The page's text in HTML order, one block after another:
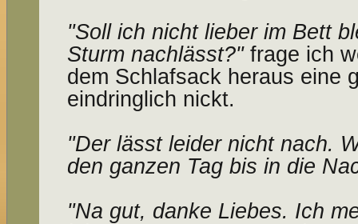
"Soll ich nicht lieber im Bett
Sturm nachlässt?"frage ich
dem Schlafsack heraus eine
eindringlich nickt.
"Der lässt leider nicht nach.
den ganzen Tag bis in die
"Na gut, danke Liebes. Ich